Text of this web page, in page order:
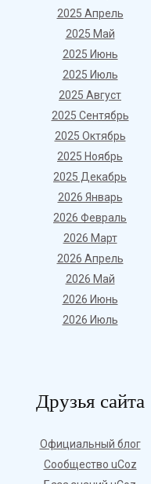
2025 Апрель
2025 Май
2025 Июнь
2025 Июль
2025 Август
2025 Сентябрь
2025 Октябрь
2025 Ноябрь
2025 Декабрь
2026 Январь
2026 Февраль
2026 Март
2026 Апрель
2026 Май
2026 Июнь
2026 Июль
Друзья сайта
Официальный блог
Сообщество uCoz